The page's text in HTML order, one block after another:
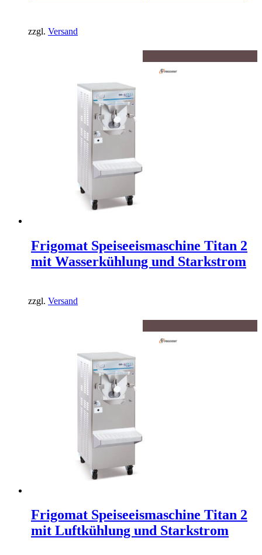
zzgl. Versand
Frigomat Speiseeismaschine Titan 2
mit Wasserkühlung und Starkstrom
zzgl. Versand
Frigomat Speiseeismaschine Titan 2
mit Luftkühlung und Starkstrom